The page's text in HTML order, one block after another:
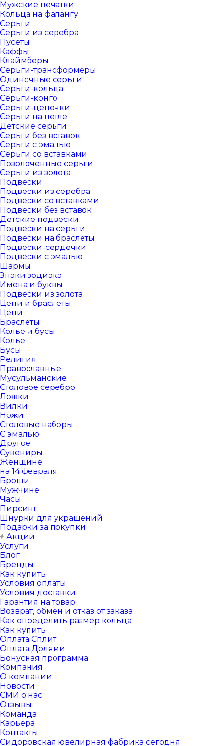
Мужские печатки
Кольца на фалангу
Серьги
Серьги из серебра
Пусеты
Каффы
Клаймберы
Серьги-трансформеры
Одиночные серьги
Серьги-кольца
Серьги-конго
Серьги-цепочки
Серьги на петле
Детские серьги
Серьги без вставок
Серьги с эмалью
Серьги со вставками
Позолоченные серьги
Серьги из золота
Подвески
Подвески из серебра
Подвески со вставками
Подвески без вставок
Детские подвески
Подвески на серьги
Подвески на браслеты
Подвески-сердечки
Подвески с эмалью
Шармы
Знаки зодиака
Имена и буквы
Подвески из золота
Цепи и браслеты
Цепи
Браслеты
Колье и бусы
Колье
Бусы
Религия
Православные
Мусульманские
Столовое серебро
Ложки
Вилки
Ножи
Столовые наборы
С эмалью
Другое
Сувениры
Женщине
на 14 февраля
Броши
Мужчине
Часы
Пирсинг
Шнурки для украшений
Подарки за покупки
Акции
Услуги
Блог
Бренды
Как купить
Условия оплаты
Условия доставки
Гарантия на товар
Возврат, обмен и отказ от заказа
Как определить размер кольца
Как купить
Оплата Сплит
Оплата Долями
Бонусная программа
Компания
О компании
Новости
СМИ о нас
Отзывы
Команда
Карьера
Контакты
Сидоровская ювелирная фабрика сегодня